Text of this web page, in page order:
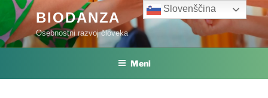
Skoči
vsebino
BIODANZA
Osebnostni razvoj človeka
Meni
Slovenščina